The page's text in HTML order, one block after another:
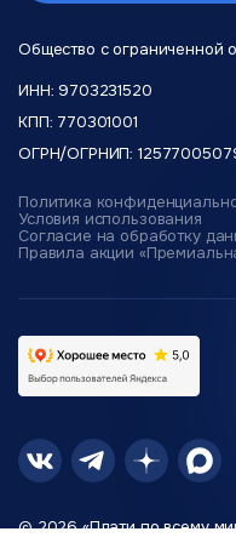
Общество с ограниченной
ИНН: 9703231520
КПП: 770301001
ОГРН/ОГРНИП:
Политика
Условия использования
Согласие на обработку
Правила акции
© 2026 «Плати по всему